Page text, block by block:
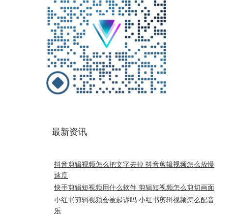
最新资讯
抖音剪辑视频怎么把文字去掉 抖音剪辑视频怎么放慢
速度
快手剪辑短视频用什么软件 剪辑短视频怎么剪切画面
小红书剪辑视频会被起诉吗 小红书剪辑视频怎么配音
乐